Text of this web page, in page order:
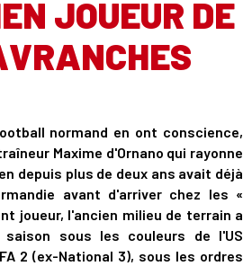
JOUEUR DE
normand en ont conscience,
Maxime d'Ornano qui rayonne
depuis plus de deux ans avait déjà
avant d'arriver chez les «
joueur, l'ancien milieu de terrain a
sous les couleurs de l'US
2 (ex-National 3), sous les ordres